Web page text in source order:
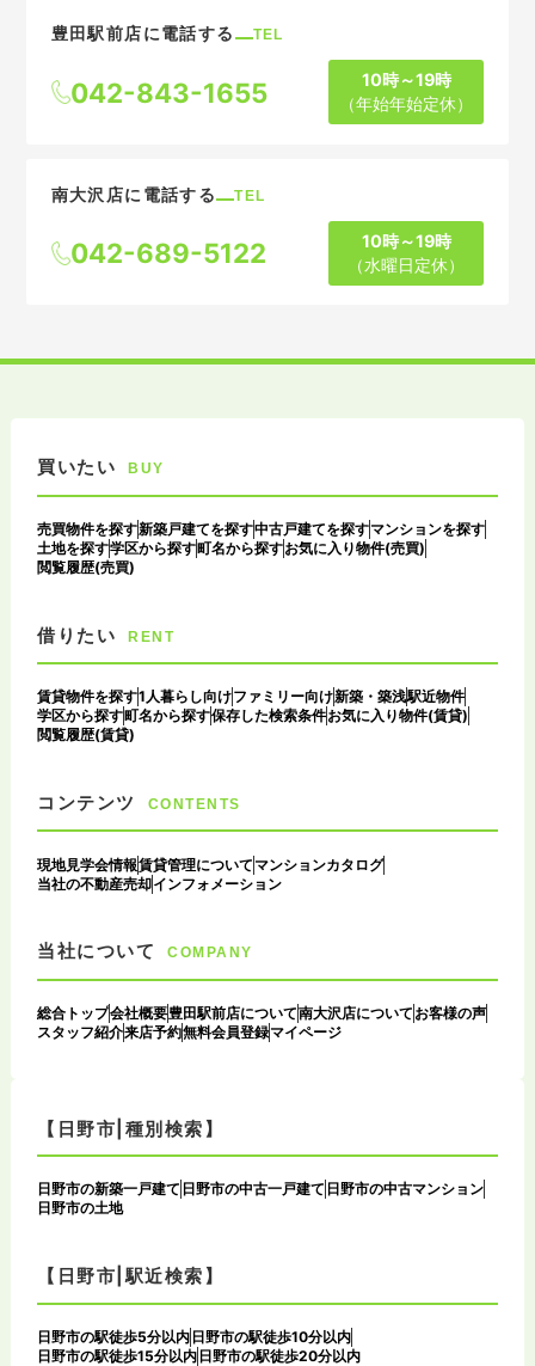
豊田駅前店に電話する TEL
042-843-1655
10時～19時
（年始年始定休）
南大沢店に電話する TEL
042-689-5122
10時～19時
（水曜日定休）
買いたい BUY
売買物件を探す新築戸建てを探す中古戸建てを探すマンションを探す
土地を探す学区から探す町名から探すお気に入り物件(売買)
閲覧履歴(売買)
借りたい RENT
賃貸物件を探す1人暮らし向けファミリー向け新築・築浅駅近物件
学区から探す町名から探す保存した検索条件お気に入り物件(賃貸)
閲覧履歴(賃貸)
コンテンツ CONTENTS
現地見学会情報賃貸管理について マンションカタログ
当社の不動産売却インフォメーション
当社について COMPANY
総合トップ会社概要豊田駅前店について南大沢店について お客様の声
スタッフ紹介来店予約無料会員登録マイページ
【日野市|種別検索】
日野市の新築一戸建て 日野市の中古一戸建て 日野市の中古マンション
日野市の土地
【日野市|駅近検索】
日野市の駅徒歩5分以内 日野市の駅徒歩10分以内
日野市の駅徒歩15分以内 日野市の駅徒歩20分以内